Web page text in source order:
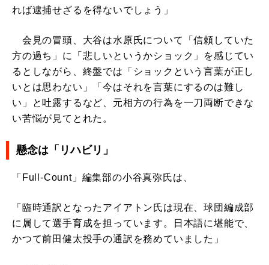
れば逮捕せざるを得ないでしょう」
会見の冒頭、大谷は水原氏について「信頼していた
方の過ち」に「悲しいというかショック」を感じてい
るとしながら、終盤では「ショックという言葉が正し
いとは思わない」「今はそれを言葉にするのは難し
い」と吐露するなど、元相方の行為を一刀両断できな
い苦悩が見てとれた。
懸念は「リハビリ」
「Full-Count」編集部の小谷真弥氏は、
「臨時通訳となったアイアトン氏は現在、球団編成部
に属して選手育成を担っています。日本語に堪能で、
かつて前田健太投手の通訳を務めていました」